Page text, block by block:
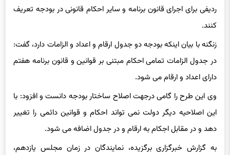
ردیفی برای اجرای قانون برنامه و سایر احکام قانونی در بودجه تعریف
کنند.
زنگنه با بیان اینکه بودجه دو جدول ارقام و اعداد و الزامات دارد، گفت:
در جدول الزامات تمامی احکام مبتنی بر قوانین و قانون برنامه هفتم
دارای اعداد و ارقام می شود.
وی این طرح را گامی درجهت اصلاح ساختار بودجه دانست و افزود: با
این اصلاحیه دیگر دولت نمی تواند احکام و قوانین دائمی را تغییر
دهد و در مقابل اجکام به ارقام و در جدول اضافه می شود.
به گزارش خبرگزاری برگزیده، نمایندگان در زمان مجلس یازدهم،